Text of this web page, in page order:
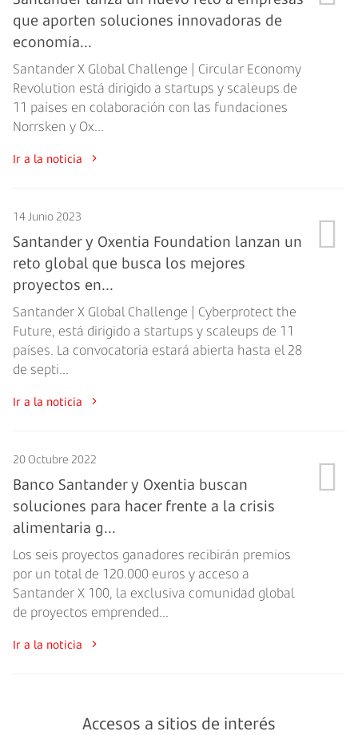
que aporten soluciones innovadoras de
economía...
Santander X Global Challenge | Circular Economy
Revolution está dirigido a startups y scaleups de
11 países en colaboración con las fundaciones
Norrsken y Ox...
Ir a la noticia
14 Junio 2023
Santander y Oxentia Foundation lanzan un
reto global que busca los mejores
proyectos en...
Santander X Global Challenge | Cyberprotect the
Future, está dirigido a startups y scaleups de 11
países. La convocatoria estará abierta hasta el 28
de septi...
Ir a la noticia
20 Octubre 2022
Banco Santander y Oxentia buscan
soluciones para hacer frente a la crisis
alimentaria g...
Los seis proyectos ganadores recibirán premios
por un total de 120.000 euros y acceso a
Santander X 100, la exclusiva comunidad global
de proyectos emprended...
Ir a la noticia
Accesos a sitios de interés